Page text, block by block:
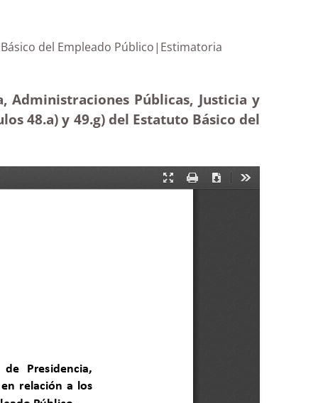
Básico del Empleado Público|Estimatoria
Públicas, Justicia y
48.a) y 49.g) del Estatuto Básico del